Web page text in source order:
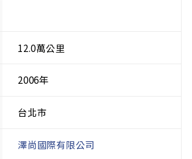
12.0萬公里
2006年
台北市
澤尚國際有限公司